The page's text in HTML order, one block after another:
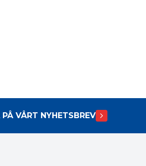
PÅ VÅRT NYHETSBREV